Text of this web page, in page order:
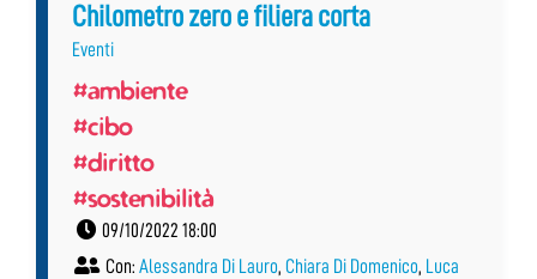
Chilometro zero e filiera corta
Eventi
#ambiente
#cibo
#diritto
#sostenibilità
09/10/2022 18:00
Con: Alessandra Di Lauro, Chiara Di Domenico, Luca